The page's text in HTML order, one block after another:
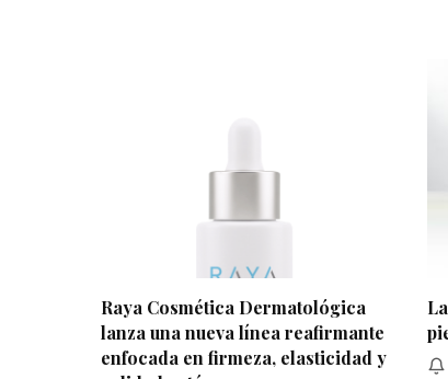
Raya Cosmética Dermatológica
lanza una nueva línea reafirmante
enfocada en firmeza, elasticidad y